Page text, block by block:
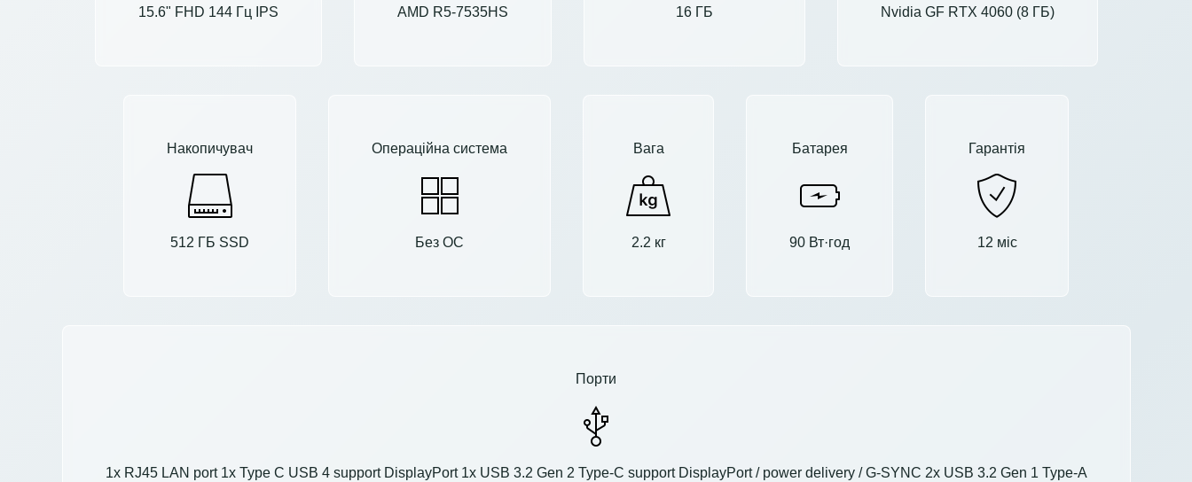
15.6" FHD 144 Гц IPS AMD R5-7535HS 16 ГБ Nvidia GF RTX 4060 (8 ГБ)
Накопичувач
512 ГБ SSD
Операційна система
Без ОС
Вага
2.2 кг
Батарея
90 Вт·год
Гарантія
12 міс
Порти
1x RJ45 LAN port 1x Type C USB 4 support DisplayPort 1x USB 3.2 Gen 2 Type-C support DisplayPort / power delivery / G-SYNC 2x USB 3.2 Gen 1 Type-A